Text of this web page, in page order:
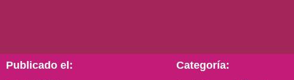
Publicado el: Categoría: